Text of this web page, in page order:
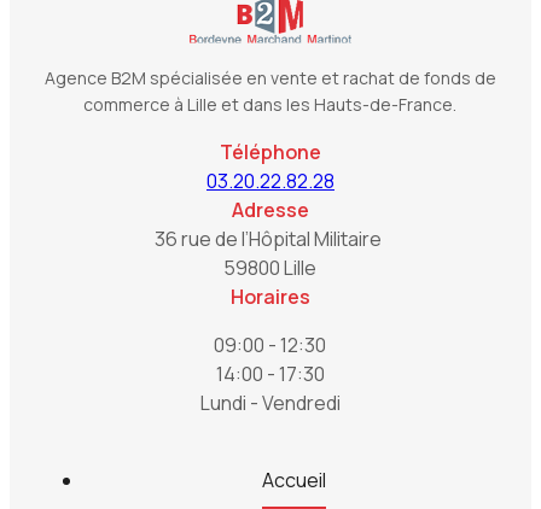
Agence B2M spécialisée en vente et rachat de fonds de
commerce à Lille et dans les Hauts-de-France.
Téléphone
03.20.22.82.28
Adresse
36 rue de l’Hôpital Militaire
59800 Lille
Horaires
09:00 - 12:30
14:00 - 17:30
Lundi - Vendredi
Accueil